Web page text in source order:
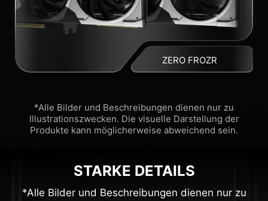
ZERO FROZR
*Alle Bilder und Beschreibungen dienen nur zu
Illustrationszwecken. Die visuelle Darstellung der
Produkte kann möglicherweise abweichend sein.
STARKE DETAILS
*Alle Bilder und Beschreibungen dienen nur zu